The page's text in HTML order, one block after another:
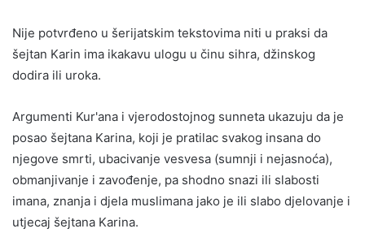
Nije potvrđeno u šerijatskim tekstovima niti u praksi da
šejtan Karin ima ikakavu ulogu u činu sihra, džinskog
dodira ili uroka.
Argumenti Kur'ana i vjerodostojnog sunneta ukazuju da je
posao šejtana Karina, koji je pratilac svakog insana do
njegove smrti, ubacivanje vesvesa (sumnji i nejasnoća),
obmanjivanje i zavođenje, pa shodno snazi ili slabosti
imana, znanja i djela muslimana jako je ili slabo djelovanje i
utjecaj šejtana Karina.